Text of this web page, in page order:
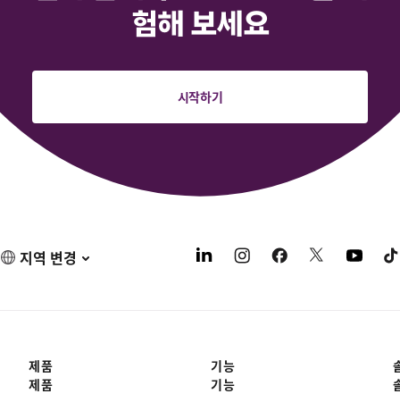
험해 보세요
시작하기
지역 변경
제품
제품
기능
기능